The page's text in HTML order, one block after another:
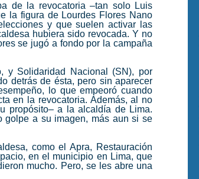
de la revocatoria –tan solo Luis
la figura de Lourdes Flores Nano
y que suelen activar las
hubiera sido revocada. Y no
se jugó a fondo por la campaña
y Solidaridad Nacional (SN), por
detrás de ésta, pero sin aparecer
lo que empeoró cuando
en la revocatoria. Además, al no
propósito– a la alcaldía de Lima.
golpe a su imagen, más aun si se
como el Apra, Restauración
en el municipio en Lima, que
mucho. Pero, se les abre una